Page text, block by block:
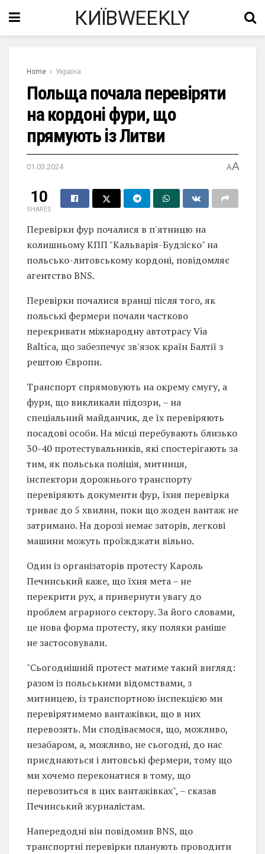
КИЇВWEEKLY
Home Україна
Польща почала перевіряти
на кордоні фури, що
прямують із Литви
01.03.2024 AA
10
SHARES
Перевірки фур почалися в п'ятницю на
колишньому КПП "Кальварія-Будзіско" на
польсько-литовському кордоні, повідомляє
агентство BNS.
Перевірки почалися вранці після того, як
польські фермери почали частково
перекривати міжнародну автотрасу Via
Baltica, що забезпечує зв'язок країн Балтії з
рештою Європи.
Транспорт спрямовують на окрему смугу, а
фури, що викликали підозри, – на
спеціальний майданчик, де їх перевіряють
посадові особи. На місці перебувають близько
30-40 протестувальників, які спостерігають за
тим, як польська поліція, митниця,
інспектори дорожнього транспорту
перевіряють документи фур, їхня перевірка
триває до 5 хвилин, поки що жоден вантаж не
затримано. На дорозі немає заторів, легкові
машини можуть проїжджати вільно.
Один із організаторів протесту Кароль
Печинський каже, що їхня мета – не
перекрити рух, а привернути увагу до
проблем аграрного сектору. За його словами,
це нова форма протесту, яку поляки раніше
не застосовували.
"Сьогоднішній протест матиме такий вигляд:
разом із польськими відомствами, з
митницею, із транспортною інспекцією ми
перевірятимемо вантажівки, що в них
перевозять. Ми сподіваємося, що, можливо,
незабаром, а, можливо, не сьогодні, до нас
приєднаються і литовські фермери, тому що
ми хочемо переконатися в тому, що
перевозиться в цих вантажівках", – сказав
Печинський журналістам.
Напередодні він повідомив BNS, що
транспортні перевірки планують проводити